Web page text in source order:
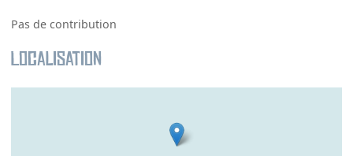
Pas de contribution
Localisation